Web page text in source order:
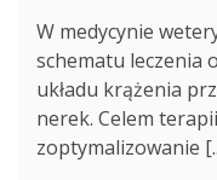
W medycynie
schematu leczenia
układu krążenia
nerek. Celem
zoptymalizowanie